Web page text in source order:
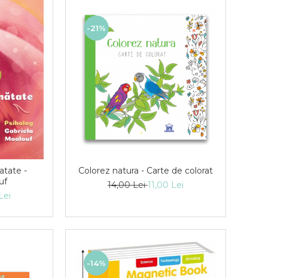
-
-21%
Colorez natura - Carte de colorat
14,00 Lei11,00 Lei
-14%